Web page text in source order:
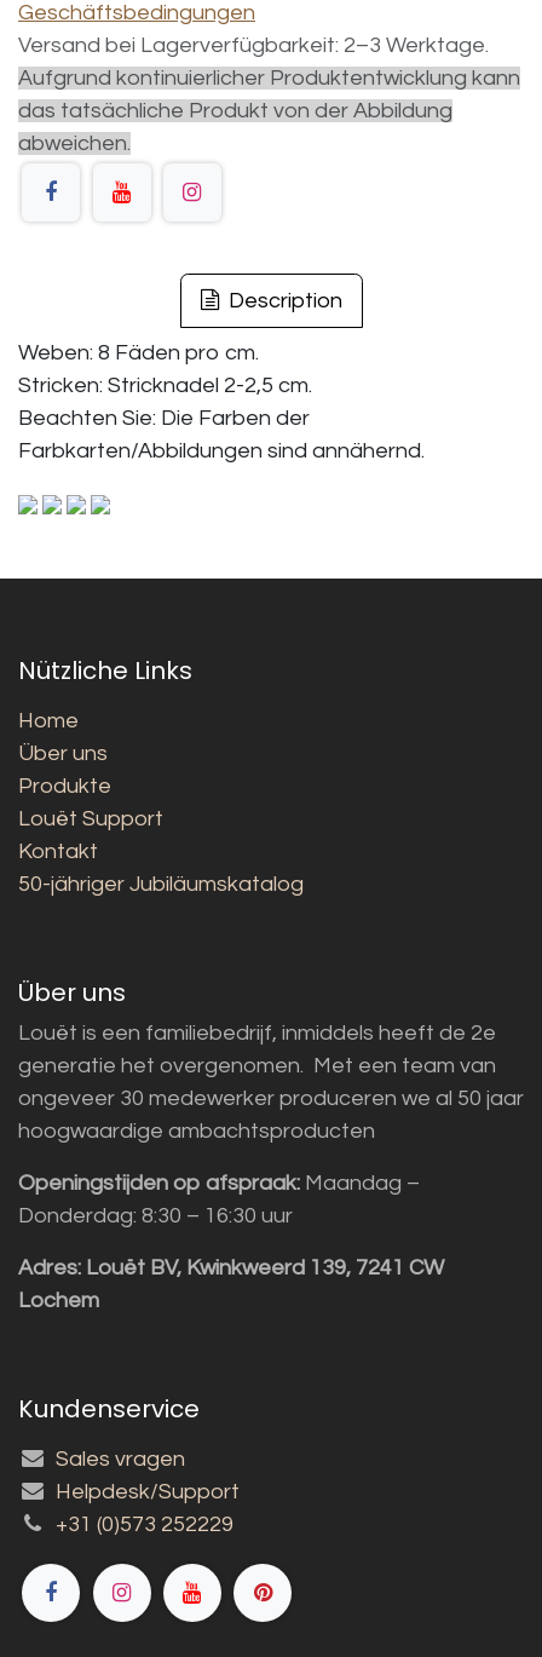
Geschäftsbedingungen
Versand bei Lagerverfügbarkeit: 2–3 Werktage.
Aufgrund kontinuierlicher Produktentwicklung kann
das tatsächliche Produkt von der Abbildung
abweichen.
Description
Weben: 8 Fäden pro cm.
Stricken: Stricknadel 2-2,5 cm.
Beachten Sie: Die Farben der
Farbkarten/Abbildungen sind annähernd.
Nützliche Links
Home
Über uns
Produkte
Louët Support
Kontakt
50-jähriger Jubiläumskatalog
Über uns
Louët is een familiebedrijf, inmiddels heeft de 2e
generatie het overgenomen. Met een team van
ongeveer 30 medewerker produceren we al 50 jaar
hoogwaardige ambachtsproducten
Openingstijden op afspraak: Maandag –
Donderdag: 8:30 – 16:30 uur
Adres: Louët BV, Kwinkweerd 139, 7241 CW
Lochem
Kundenservice
Sales vragen
Helpdesk/Support
+31 (0)573 252229